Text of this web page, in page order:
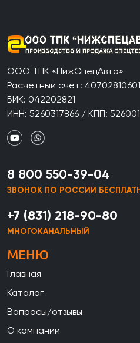
ООО ТПК «НижСпецАвто»
Расчетный счет:
БИК: 042202821
ИНН: 5260317866 / КПП:
8 800 550-39-04
ЗВОНОК ПО РОССИИ
+7 (831) 218-90-80
МНОГОКАНАЛЬНЫЙ
МЕНЮ
Главная
Каталог
Вопросы/отзывы
О компании